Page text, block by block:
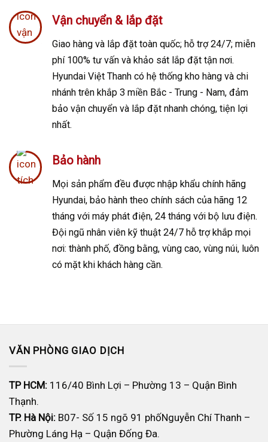
Vận chuyển & lắp đặt
Giao hàng và lắp đặt toàn quốc; hỗ trợ 24/7; miễn
phí 100% tư vấn và khảo sát lắp đặt tận nơi.
Hyundai Việt Thanh có hệ thống kho hàng và chi
nhánh trên khắp 3 miền Bắc - Trung - Nam, đảm
bảo vận chuyển và lắp đặt nhanh chóng, tiện lợi
nhất.
Bảo hành
Mọi sản phẩm đều được nhập khẩu chính hãng
Hyundai, bảo hành theo chính sách của hãng 12
tháng với máy phát điện, 24 tháng với bộ lưu điện.
Đội ngũ nhân viên kỹ thuật 24/7 hỗ trợ khắp mọi
nơi: thành phố, đồng bằng, vùng cao, vùng núi, luôn
có mặt khi khách hàng cần.
VĂN PHÒNG GIAO DỊCH
TP HCM: 116/40 Bình Lợi – Phường 13 – Quận Bình
Thạnh.
TP. Hà Nội: B07- Số 15 ngõ 91 phốNguyễn Chí Thanh –
Phường Láng Hạ – Quận Đống Đa.